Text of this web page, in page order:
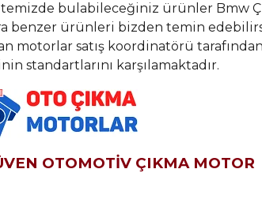
bulabileceğiniz ürünler Bmw
benzer ürünleri bizden temin
motorlar satış koordinatörü
standartlarını karşılamaktadır.
OTOMOTİV ÇIKMA MOTOR